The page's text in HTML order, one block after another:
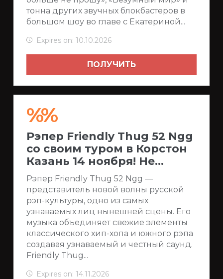
тонна других звучных блокбастеров в
большом шоу во главе с Екатериной...
Expires on: 10.10.2026
ПОЛУЧИТЬ
%%
Рэпер Friendly Thug 52 Ngg
со своим туром в Корстон
Казань 14 ноября! Не...
Рэпер Friendly Thug 52 Ngg —
представитель новой волны русской
рэп-культуры, одно из самых
узнаваемых лиц нынешней сцены. Его
музыка объединяет свежие элементы
классического хип-хопа и южного рэпа
создавая узнаваемый и честный саунд.
Friendly Thug...
Expires on: 14.11.2026